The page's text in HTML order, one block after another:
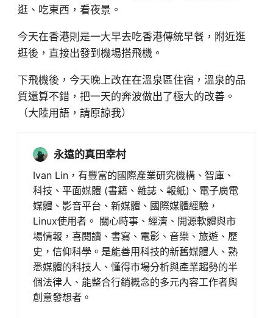
逛、吃東西，看夜景。
今天在香港則是一大早去吃香港傳統早餐，附近逛
逛後，直接出發到機場搭飛機。
下飛機後，今天晚上改在在溫泉區住宿，溫泉的品
質還算不錯，把一天的奔波做出了極大的改善。
（大陸用語，請原諒我）
永遠的真田幸村
Ivan Lin，有豐富的國際產業研究機構、智庫、
科技、平面媒體 (書籍、雜誌、報紙)、電子廣電
媒體、影音平台、新媒體、國際媒體經驗，
Linux使用者。 關心時事、經濟、開源軟體與市
場情報，喜閱讀、書寫、電影、音樂、旅遊、歷
史，信仰科學。是能善用科技的新舊媒體人、熟
悉媒體的科技人、懂得市場分析與產業趨勢的半
個法律人、能整合行銷概念的多元內容工作者與
創意發想者。